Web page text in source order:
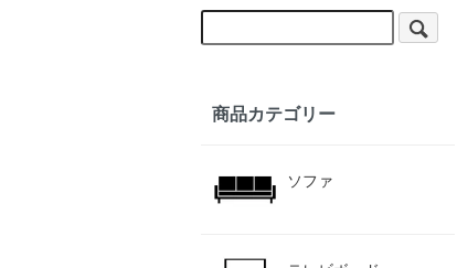
商品カテゴリー
ソファ